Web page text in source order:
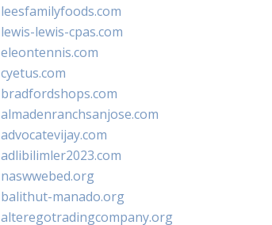
leesfamilyfoods.com
lewis-lewis-cpas.com
eleontennis.com
cyetus.com
bradfordshops.com
almadenranchsanjose.com
advocatevijay.com
adlibilimler2023.com
naswwebed.org
balithut-manado.org
alteregotradingcompany.org